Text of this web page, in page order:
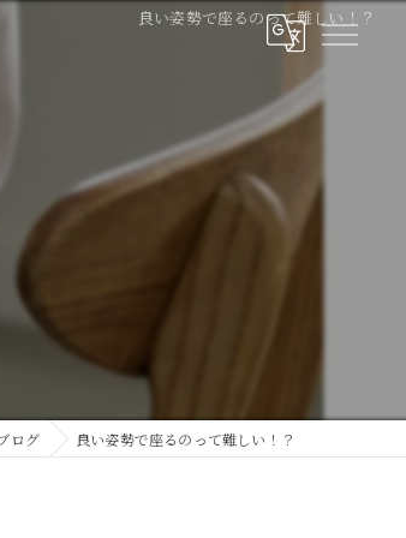
良い姿勢で座るのって難しい！？
ログ 良い姿勢で座るのって難しい！？